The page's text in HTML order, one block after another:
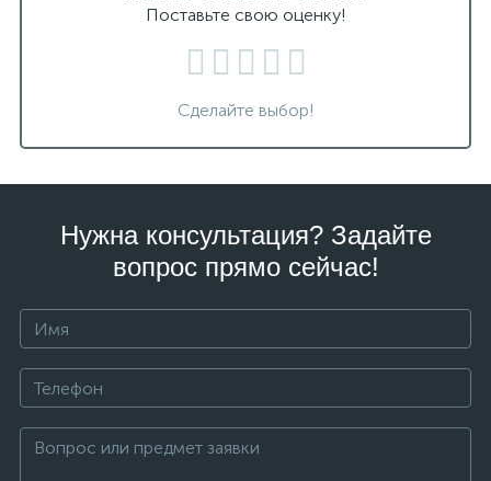
Поставьте свою оценку!
Сделайте выбор!
Нужна консультация? Задайте
вопрос прямо сейчас!